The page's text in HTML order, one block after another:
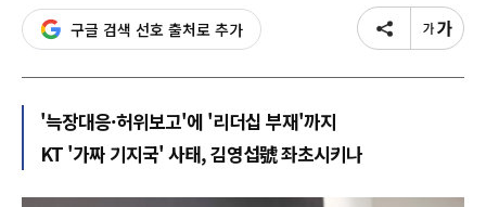
구글 검색 선호 출처로 추가
'늑장대응·허위보고'에 '리더십 부재'까지
KT '가짜 기지국' 사태, 김영섭號 좌초시키나